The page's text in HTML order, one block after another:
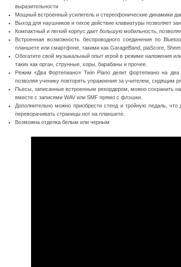
выразительности
Мощный встроенный усилитель и стереофонические динамики
Выход для наушников и тихое действие клавиатуры позволяет
Компактный и легкий корпус дает большую мобильность,
Встроенная возможность беспроводного соединения по
планшете или смартфоне, такими как GarageBand, piaScore,
Обогатите свой музыкальный опыт игрой в режиме наложения
таких как орган, струнные, хоры, барабаны и прочее.
Режим «Два Фортепиано» Twin Piano делит фортепиано на
позволяя ученику повторять упражнения за учителем, сидящим
Пьесы, записанные встроенным рекордером, можно сохранить
вместе с записями WAV или SMF прямо с флэшки.
Дополнительно можно приобрести стенд и тройную педаль,
переворачивать страницы нот на планшете.
Возможна отделка белым или черным